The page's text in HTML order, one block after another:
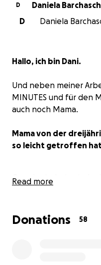
D
Daniela Barchasch
D
Daniela
Hallo, ich bin Dani.
Und neben meiner
MINUTES und für den
auch noch Mama.
Mama von der
so leicht getroffen
Gerade sind wir wieder
Read more
Donations 58